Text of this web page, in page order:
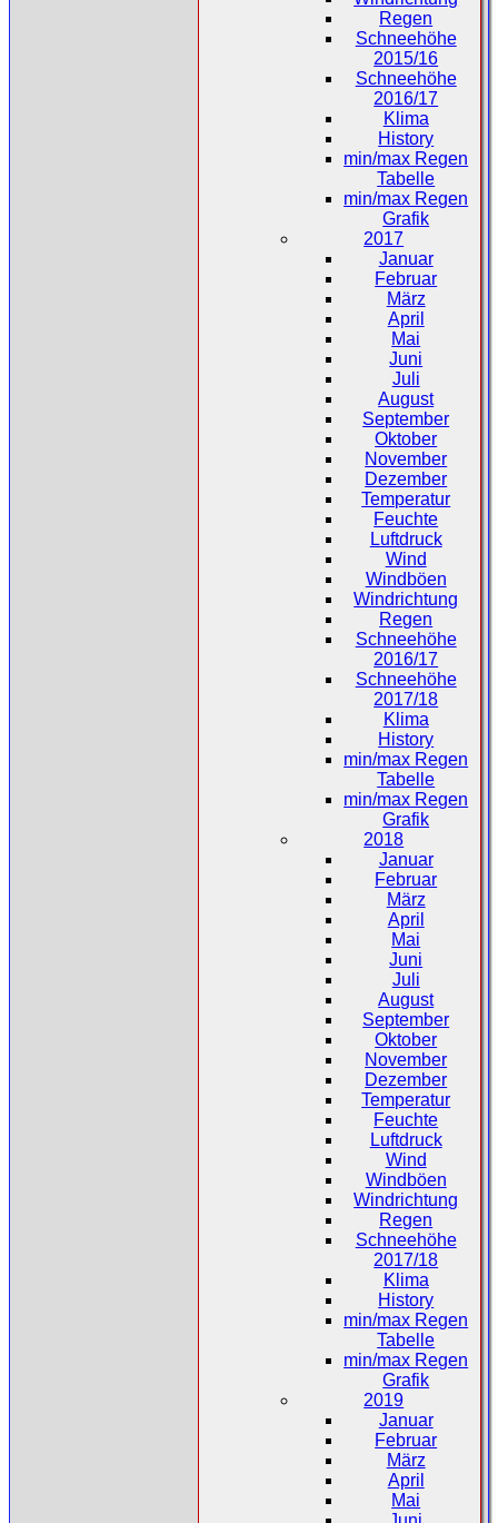
Regen
Schneehöhe
2015/16
Schneehöhe
2016/17
Klima
History
min/max Regen
Tabelle
min/max Regen
Grafik
2017
Januar
Februar
März
April
Mai
Juni
Juli
August
September
Oktober
November
Dezember
Temperatur
Feuchte
Luftdruck
Wind
Windböen
Windrichtung
Regen
Schneehöhe
2016/17
Schneehöhe
2017/18
Klima
History
min/max Regen
Tabelle
min/max Regen
Grafik
2018
Januar
Februar
März
April
Mai
Juni
Juli
August
September
Oktober
November
Dezember
Temperatur
Feuchte
Luftdruck
Wind
Windböen
Windrichtung
Regen
Schneehöhe
2017/18
Klima
History
min/max Regen
Tabelle
min/max Regen
Grafik
2019
Januar
Februar
März
April
Mai